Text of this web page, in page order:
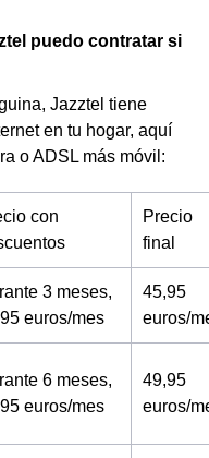
puedo contratar si
Jazztel tiene
en tu hogar, aquí
o ADSL más móvil:
con
Precio
final
3 meses,
euros/mes
45,95
euros/
6 meses,
euros/mes
49,95
euros/